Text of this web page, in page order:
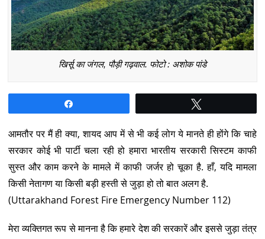
खिर्सू का जंगल, पौड़ी गढ़वाल. फोटो : अशोक पांडे
आमतौर पर मैं ही क्या, शायद आप में से भी कई लोग ये मानते ही होंगे कि चाहे
सरकार कोई भी पार्टी चला रही हो हमारा भारतीय सरकारी सिस्टम काफी
सुस्त और काम करने के मामले में काफी जर्जर हो चूका है. हाँ, यदि मामला
किसी नेतागण या किसी बड़ी हस्ती से जुड़ा हो तो बात अलग है.
(Uttarakhand Forest Fire Emergency Number 112)
मेरा व्यक्तिगत रूप से मानना है कि हमारे देश की सरकारें और इससे जुड़ा तंत्र